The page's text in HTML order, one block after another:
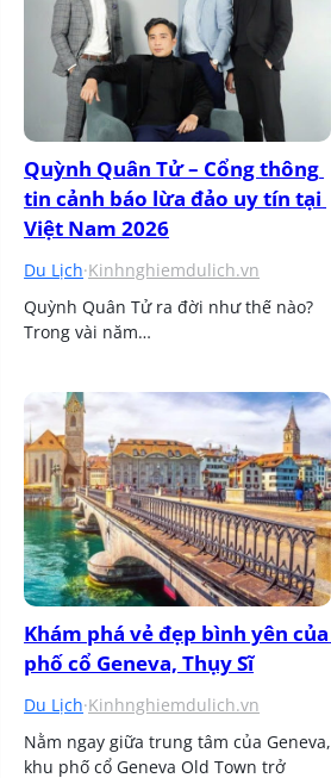
Quỳnh Quân Tử – Cổng thông
tin cảnh báo lừa đảo uy tín tại
Việt Nam 2026
Du Lịch·Kinhnghiemdulich.vn
Quỳnh Quân Tử ra đời như thế nào?
Trong vài năm…
Khám phá vẻ đẹp bình yên của
phố cổ Geneva, Thụy Sĩ
Du Lịch·Kinhnghiemdulich.vn
Nằm ngay giữa trung tâm của Geneva,
khu phố cổ Geneva Old Town trở